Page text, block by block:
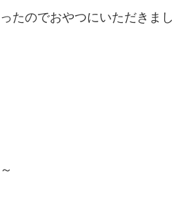
たのでおやつにいただきまし